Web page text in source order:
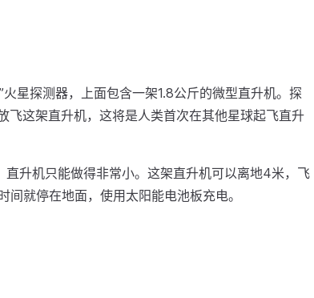
星探测器，上面包含一架1.8公斤的微型直升机。探
飞这架直升机，这将是人类首次在其他星球起飞直升
升机只能做得非常小。这架直升机可以离地4米，飞
就停在地面，使用太阳能电池板充电。